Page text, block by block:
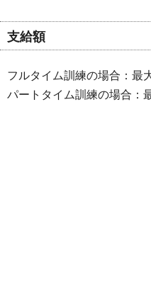
支給額
フルタイム訓練の場合：最
パートタイム訓練の場合：